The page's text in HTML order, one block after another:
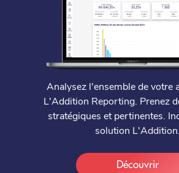
Analysez l'ensemble de votre
L'Addition Reporting. Prenez
stratégiques et pertinentes.
solution L'Addition.
Découvrir